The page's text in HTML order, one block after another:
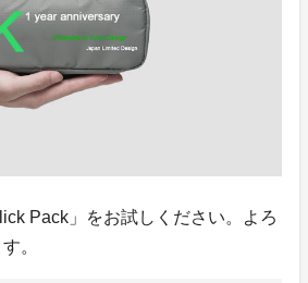
Pack」をお試しください。よろ
。